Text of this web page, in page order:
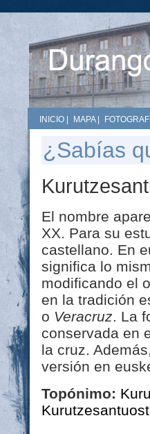
INICIO MAPA|
¿Sabías
El nombre
XX. Para su
castellano. En
significa lo
modificando el
en la tradición
o Veracruz. La
conservada en
la cruz.
versión en
Topónimo: